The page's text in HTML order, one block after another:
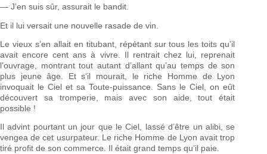
— J’en suis sûr, assurait le bandit.
Et il lui versait une nouvelle rasade de vin.
Le vieux s’en allait en titubant, répétant sur tous les toits qu’il
avait encore cent ans à vivre. Il rentrait chez lui, reprenait
l’ouvrage, montrant tout autant d’allant qu’au temps de son
plus jeune âge. Et s’il mourait, le riche Homme de Lyon
invoquait le Ciel et sa Toute-puissance. Sans le Ciel, on eût
découvert sa tromperie, mais avec son aide, tout était
possible !
Il advint pourtant un jour que le Ciel, lassé d’être un alibi, se
vengea de cet usurpateur. Le riche Homme de Lyon avait trop
tiré profit de son commerce. Il était grand temps qu’il paie.